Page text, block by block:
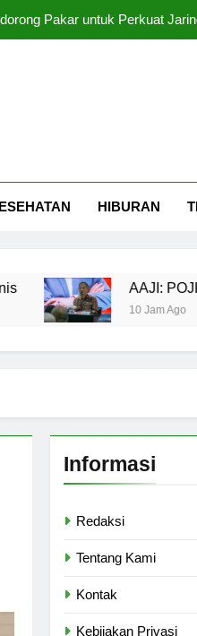
Pakar untuk Perkuat
Siapkan Label Batas Waktu
HIBURAN
AAJI: POJK 36/
10 Jam Ago
Informasi
Redaksi
Tentang Kami
Kontak
Kebijakan Privasi